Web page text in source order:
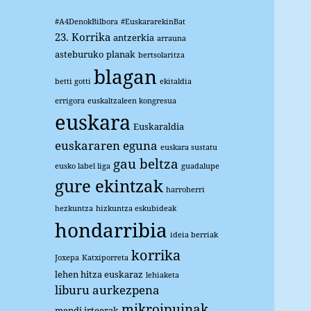
#A4DenokBilbora #EuskararekinBat
23. Korrika antzerkia arrauna
asteburuko planak bertsolaritza
betti gotti blagan ekitaldia
errigora euskaltzaleen kongresua
euskara Euskaraldia
euskararen eguna euskara sustatu
eusko label liga gau beltza guadalupe
gure ekintzak harroherri
hezkuntza hizkuntza eskubideak
hondarribia ideia berriak
Joxepa Katxiporreta korrika
lehen hitza euskaraz lehiaketa
liburu aurkezpena